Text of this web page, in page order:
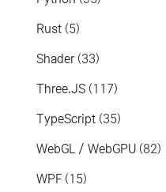
Rust (5)
Shader(33)
Three.JS (117)
TypeScript (35)
WebGL / WebGPU (82)
WPF (15)